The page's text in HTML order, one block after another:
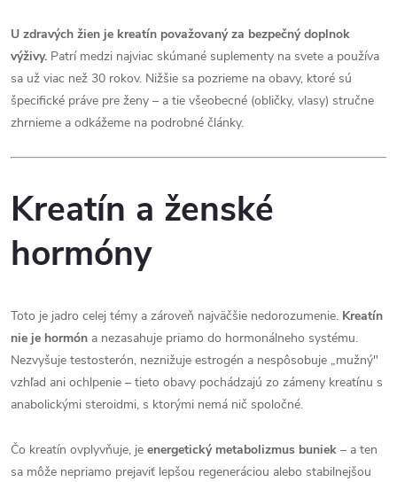
U zdravých žien je kreatín považovaný za bezpečný doplnok
výživy. Patrí medzi najviac skúmané suplementy na svete a používa
sa už viac než 30 rokov. Nižšie sa pozrieme na obavy, ktoré sú
špecifické práve pre ženy – a tie všeobecné (obličky, vlasy) stručne
zhrnieme a odkážeme na podrobné články.
Kreatín a ženské
hormóny
Toto je jadro celej témy a zároveň najväčšie nedorozumenie. Kreatín
nie je hormón a nezasahuje priamo do hormonálneho systému.
Nezvyšuje testosterón, neznižuje estrogén a nespôsobuje „mužný"
vzhľad ani ochlpenie – tieto obavy pochádzajú zo zámeny kreatínu s
anabolickými steroidmi, s ktorými nemá nič spoločné.
Čo kreatín ovplyvňuje, je energetický metabolizmus buniek – a ten
sa môže nepriamo prejaviť lepšou regeneráciou alebo stabilnejšou